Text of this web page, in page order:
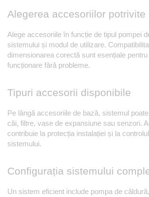
Alegerea accesoriilor potrivite
Alege accesoriile în funcție de tipul pompei
sistemului și modul de utilizare.
dimensionarea corectă sunt esențiale
funcționare fără probleme.
Tipuri accesorii disponibile
Pe lângă accesoriile de bază, sistemul
căi, filtre, vase de expansiune sau senzori.
contribuie la protecția instalației și la
sistemului.
Configurația sistemului
Un sistem eficient include pompa de